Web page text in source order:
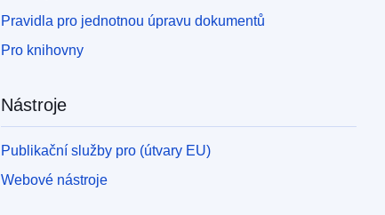
Pravidla pro jednotnou úpravu dokumentů
Pro knihovny
Nástroje
Publikační služby pro (útvary EU)
Webové nástroje